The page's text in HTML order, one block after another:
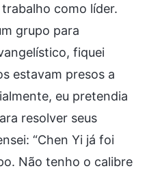
como líder.
grupo para
fiquei
estavam presos a
eu pretendia
resolver seus
“Chen Yi já foi
Não tenho o calibre